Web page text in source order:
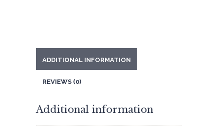
ADDITIONAL INFORMATION
REVIEWS (0)
Additional information